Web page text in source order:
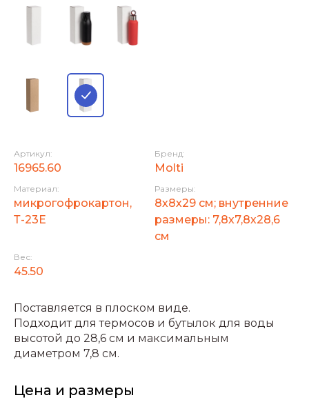
Артикул:
16965.60
Бренд:
Molti
Материал:
микрогофрокартон,
Т-23Е
Размеры:
8х8х29 см; внутренние
размеры: 7,8х7,8х28,6
см
Вес:
45.50
Поставляется в плоском виде.
Подходит для термосов и бутылок для воды
высотой до 28,6 см и максимальным
диаметром 7,8 см.
Цена и размеры